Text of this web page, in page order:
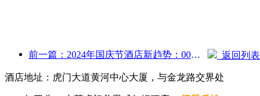
前一篇：2024年国庆节酒店新趋势：00后穿汉服住“国宾馆”喝茶学书法 彰显文化自信 返回列表
酒店地址：虎门大道黄河中心大厦，与金龙路交界处